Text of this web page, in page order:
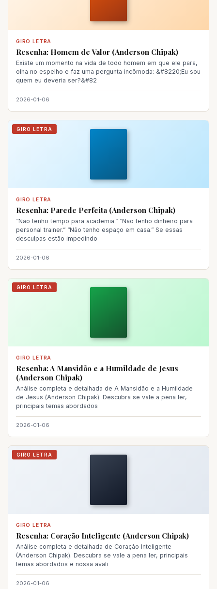
GIRO LETRA
Resenha: Homem de Valor (Anderson Chipak)
Existe um momento na vida de todo homem em que ele para,
olha no espelho e faz uma pergunta incômoda: &#8220;Eu sou
quem eu deveria ser?&#82
2026-01-06
GIRO LETRA
GIRO LETRA
Resenha: Parede Perfeita (Anderson Chipak)
“Não tenho tempo para academia.” “Não tenho dinheiro para
personal trainer.” “Não tenho espaço em casa.” Se essas
desculpas estão impedindo
2026-01-06
GIRO LETRA
GIRO LETRA
Resenha: A Mansidão e a Humildade de Jesus
(Anderson Chipak)
Análise completa e detalhada de A Mansidão e a Humildade
de Jesus (Anderson Chipak). Descubra se vale a pena ler,
principais temas abordados
2026-01-06
GIRO LETRA
GIRO LETRA
Resenha: Coração Inteligente (Anderson Chipak)
Análise completa e detalhada de Coração Inteligente
(Anderson Chipak). Descubra se vale a pena ler, principais
temas abordados e nossa avali
2026-01-06